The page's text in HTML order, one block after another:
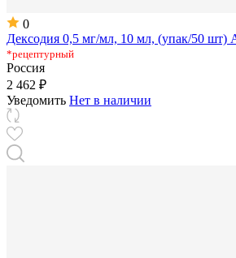
0
Дексодия 0,5 мг/мл, 10 мл, (упак/50
*рецептурный
Россия
2 462 ₽
Уведомить Нет в наличии